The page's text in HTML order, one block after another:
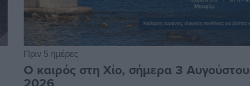
Πριν 5 ημέρες
Ο καιρός στη Χίο, σήμερα 3 Αυγούστου